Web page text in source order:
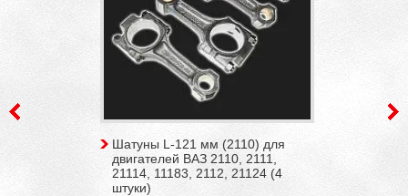
Шатуны L-121 мм (2110) для
двигателей ВАЗ 2110, 2111,
21114, 11183, 2112, 21124 (4
штуки)